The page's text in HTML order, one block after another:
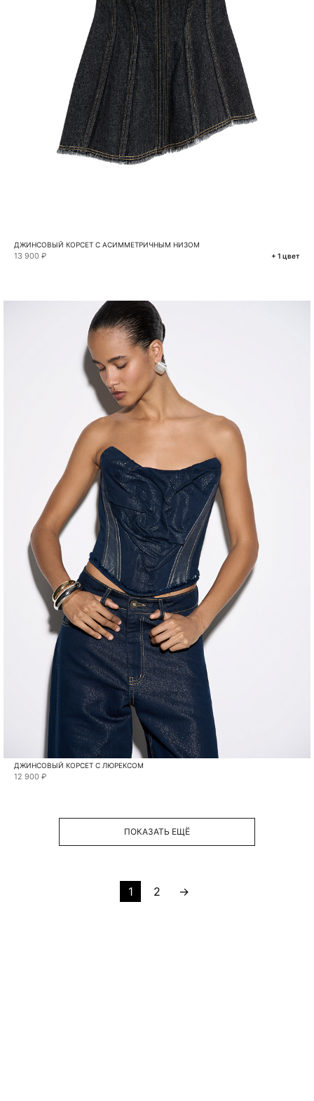
ДЖИНСОВЫЙ КОРСЕТ С АСИММЕТРИЧНЫМ НИЗОМ
13 900 ₽ + 1 цвет
ДЖИНСОВЫЙ КОРСЕТ С ЛЮРЕКСОМ
12 900 ₽
ПОКАЗАТЬ ЕЩЁ
1 2 →